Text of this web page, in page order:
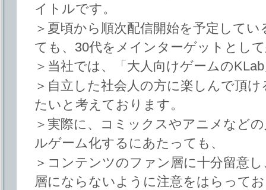
イトルです。
＞夏頃から順次配信開始を予定して
ても、30代をメインターゲットとし
＞当社では、「大人向けゲームの
＞自立した社会人の方に楽しんで頂
たいと考えております。
＞実際に、コミックスやアニメなど
ルゲーム化するにあたっても、
＞コンテンツのファン層に十分留意
層にならないように注意をはらって